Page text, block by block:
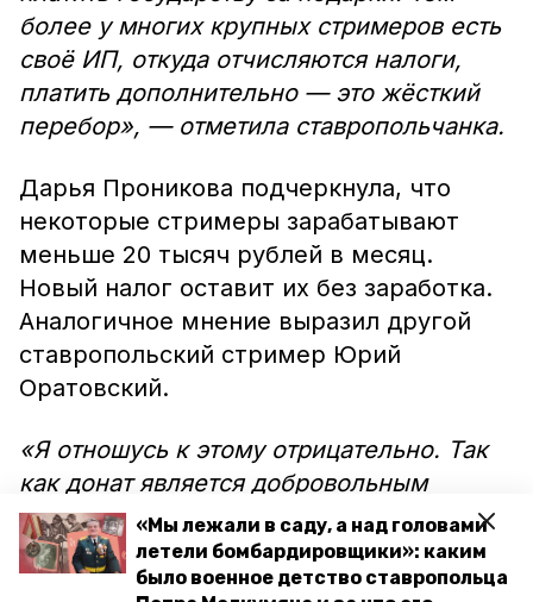
«Мы лежали в саду, а над головами
летели бомбардировщики»: каким
было военное детство ставропольца
более у многих крупных стримеров есть
своё ИП, откуда отчисляются налоги,
платить дополнительно — это жёсткий
перебор», — отметила ставропольчанка.
Дарья Проникова подчеркнула, что
некоторые стримеры зарабатывают
меньше 20 тысяч рублей в месяц.
Новый налог оставит их без заработка.
Аналогичное мнение выразил другой
ставропольский стример Юрий
Оратовский.
«Я отношусь к этому отрицательно. Так
как донат является добровольным
пожертвованием пользователей,
которые просто хотят поддержать
творческую единицу. Налог — по сути